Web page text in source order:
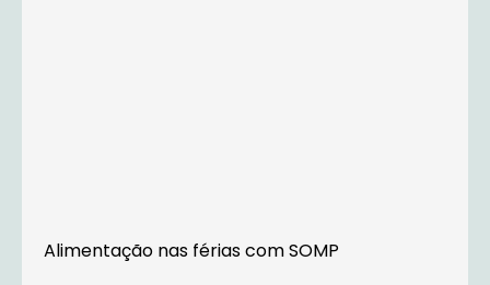
Alimentação nas férias com SOMP